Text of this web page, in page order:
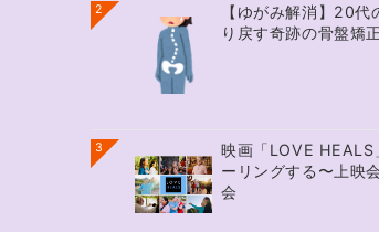
2
【ゆがみ解消】20代
り戻す奇跡の骨盤矯
3
映画「LOVE HEALS
ーリングする〜上映
会